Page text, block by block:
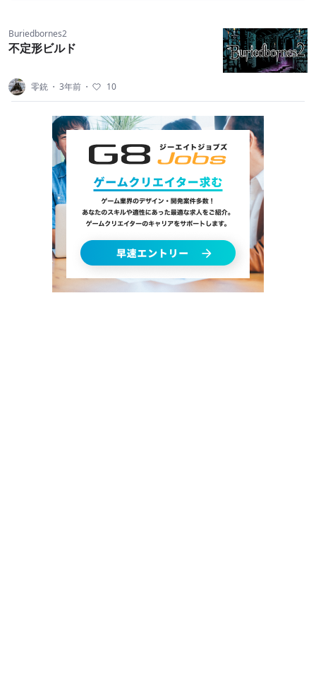
Buriedbornes2
不定形ビルド
零銃 ・ 3年前 ・ 10